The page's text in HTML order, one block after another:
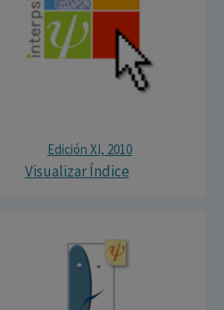
Edición XI, 2010
Visualizar Índice